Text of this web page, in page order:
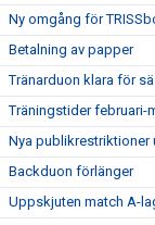
Ny omgång för
Betalning av papper
Tränarduon klara för
Träningstider februari-
Nya publikrestriktioner
Backduon förlänger
Uppskjuten match A-